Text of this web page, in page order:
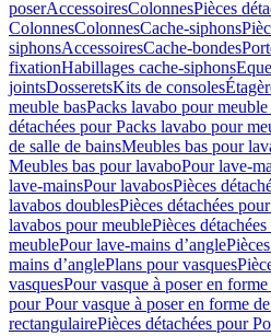
poserAccessoiresColonnesPièces
ColonnesColonnesCache-siphons
siphonsAccessoiresCache-bondes
fixationHabillages cache-siphons
jointsDosseretsKits de consoles
meuble basPacks lavabo pour
détachées pour Packs lavabo pour
de salle de bainsMeubles bas pour
Meubles bas pour lavaboPour lave-
lave-mainsPour lavabosPièces
lavabos doublesPièces détachées
lavabos pour meublePièces
meublePour lave-mains d’angle
mains d’anglePlans pour vasques
vasquesPour vasque à poser en
pour Pour vasque à poser en forme
rectangulairePièces détachées pour